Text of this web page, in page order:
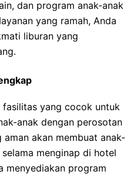
dan program anak-anak
yang ramah, Anda
liburan yang
yang cocok untuk
anak dengan perosotan
akan membuat anak-
menginap di hotel
menyediakan program